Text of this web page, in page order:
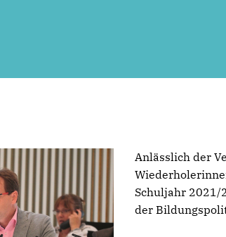
Anlässlich der
Schuljahr 2021/
der